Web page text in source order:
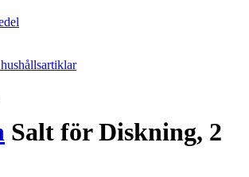
Salt för Diskning, 2